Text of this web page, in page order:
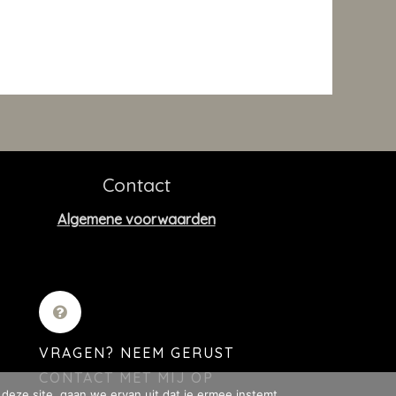
Contact
Algemene voorwaarden
VRAGEN? NEEM GERUST
CONTACT MET MIJ OP